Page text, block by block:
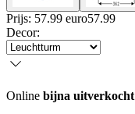
Prijs: 57.99 euro57.99
Decor:
Online bijna uitverkocht